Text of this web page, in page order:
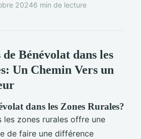
20246 min de lecture
Bénévolat dans les
Un Chemin Vers un
dans les Zones Rurales?
les zones rurales offre une
de faire une différence